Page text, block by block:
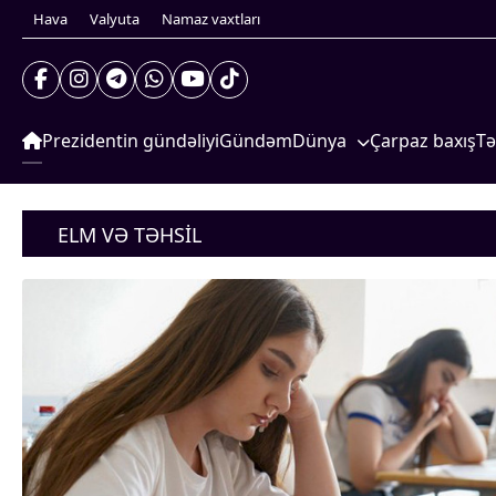
Hava Valyuta Namaz vaxtları
Prezidentin gündəliyiGündəmDünya
Cənubi Qafqaz
Yaxın Şərq
Avropa
Amerika
Asiya
Afrika
Çarpaz baxış
Dünya
Amerika
Asiya
Afrika
Çarpaz baxış
Təhlil
ELM VƏ TƏHSIL